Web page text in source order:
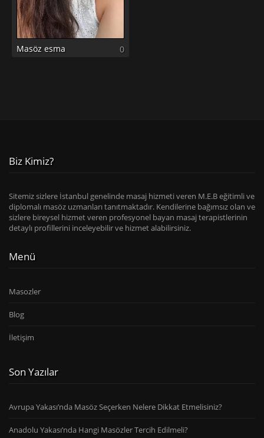
Masöz esma 0
Biz Kimiz?
Sitemiz sizlere İstanbul genelinde masaj hizmeti veren M.E.B eğitimli ve
diplomalı masöz uzmanları tanıtmaktadır. Kendilerine bağımsız olan ve
sizlere bireysel hizmet veren profesyonel bayan masaj terapistlerinin
detaylı profillerini inceleyebilir ve hizmet alabilirsiniz.
Menü
Masozler
Blog
İletişim
Son Yazılar
Avrupa Yakası’nda Masöz Seçerken Nelere Dikkat Etmelisiniz?
Anadolu Yakası’nda Hangi Masözler Tercih Edilmeli?